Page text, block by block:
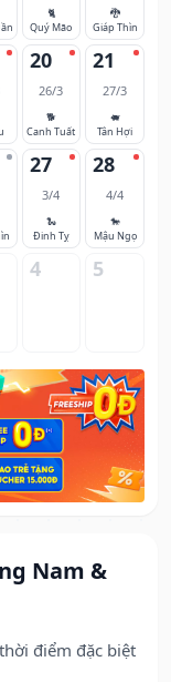
Nam &
điểm đặc biệt
🐈
Quý Mão
🐉
Giáp Thìn
20
26/3
🐕
Canh Tuất
21
27/3
🐖
Tân Hợi
27
3/4
🐍
Đinh Tỵ
28
4/4
🐎
Mậu Ngọ
4 5